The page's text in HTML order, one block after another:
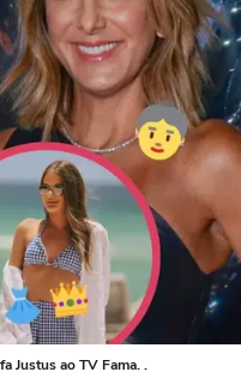
Justus ao TV Fama. .